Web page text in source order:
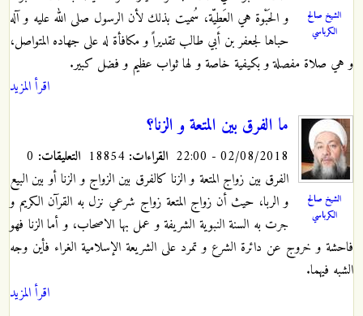
الشيخ صالح
الكرباسي
و الحَبْوة هي العَطِيّة، سُميت بذلك لأن الرسول صلى الله عليه و آله
حباها لجعفر بن أبي طالب تقديراً و مكافأة له على جهاده المتواصل،
و هي صلاة مفصلة و بكيفية خاصة و لها ثواب عظيم و فضل كبير.
اقرأ المزيد
الشيخ صالح
الكرباسي
ما الفرق بين المتعة و الزنا؟
02/08/2018 - 22:00 القراءات: التعليقات:
الفرق بين زواج المتعة و الزنا كالفرق بين الزواج و الزنا أو بين البيع
و الربا، حيث أن زواج المتعة زواج شرعي نزل به القرآن الكريم و
جرت به السنة النبوية الشريفة و عمل بها الاصحاب، و أما الزنا فهو
فاحشة و خروج عن دائرة الشرع و تمرد على الشريعة الإسلامية الغراء فأين وجه
الشبه فيهما.
اقرأ المزيد